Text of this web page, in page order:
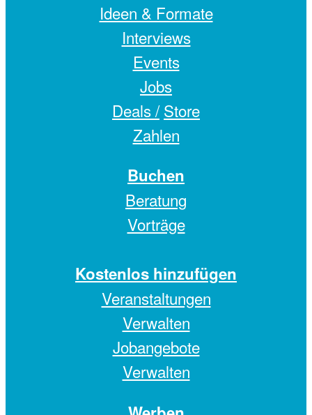
Ideen & Formate
Interviews
Events
Jobs
Deals / Store
Zahlen
Buchen
Beratung
Vorträge
Kostenlos hinzufügen
Veranstaltungen
Verwalten
Jobangebote
Verwalten